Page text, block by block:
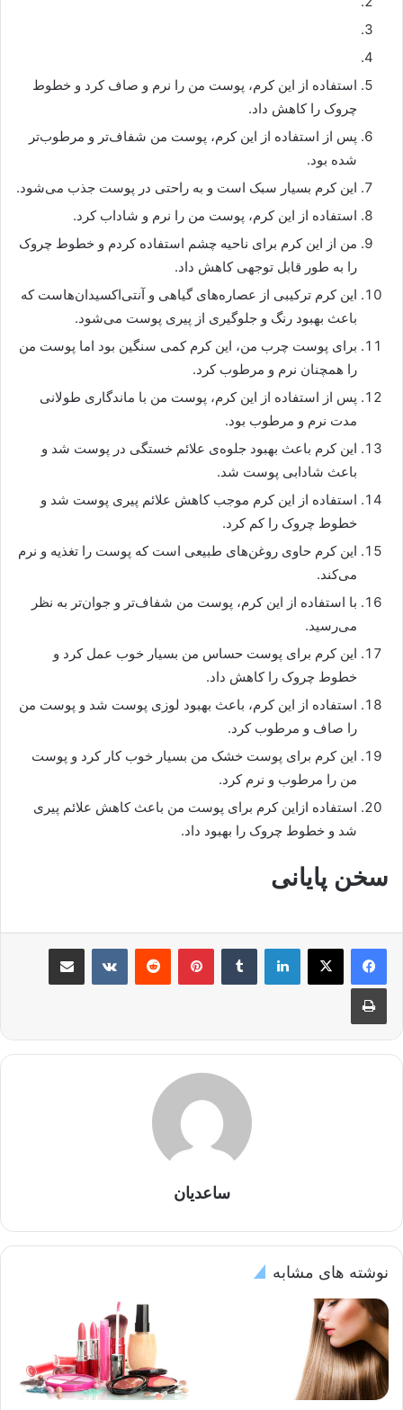
استفاده از این کرم، پوست من را نرم و صاف کرد و خطوط
چروک را کاهش داد.
پس از استفاده از این کرم، پوست من شفاف‌تر و مرطوب‌تر
شده بود.
این کرم بسیار سبک است و به راحتی در پوست جذب می‌شود.
استفاده از این کرم، پوست من را نرم و شاداب کرد.
من از این کرم برای ناحیه چشم استفاده کردم و خطوط چروک
را به طور قابل توجهی کاهش داد.
این کرم ترکیبی از عصاره‌های گیاهی و آنتی‌اکسیدان‌هاست که
باعث بهبود رنگ و جلوگیری از پیری پوست می‌شود.
برای پوست چرب من، این کرم کمی سنگین بود اما پوست من
را همچنان نرم و مرطوب کرد.
پس از استفاده از این کرم، پوست من با ماندگاری طولانی
مدت نرم و مرطوب بود.
این کرم باعث بهبود جلوه‌ی علائم خستگی در پوست شد و
باعث شادابی پوست شد.
استفاده از این کرم موجب کاهش علائم پیری پوست شد و
خطوط چروک را کم کرد.
این کرم حاوی روغن‌های طبیعی است که پوست را تغذیه و نرم
می‌کند.
با استفاده از این کرم، پوست من شفاف‌تر و جوان‌تر به نظر
می‌رسید.
این کرم برای پوست حساس من بسیار خوب عمل کرد و
خطوط چروک را کاهش داد.
استفاده از این کرم، باعث بهبود لوزی پوست شد و پوست من
را صاف و مرطوب کرد.
این کرم برای پوست خشک من بسیار خوب کار کرد و پوست
من را مرطوب و نرم کرد.
استفاده ازاین کرم برای پوست من باعث کاهش علائم پیری
شد و خطوط چروک را بهبود داد.
سخن پایانی
لینکدین ‫تامبلر ‫پین‌ترست‫رددیت ‫VKontakteاشتراک گذاری از طریق ایمیل
چاپ
ساعدیان
نوشته های مشابه